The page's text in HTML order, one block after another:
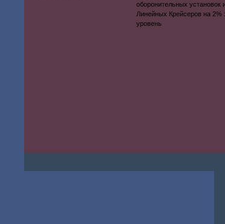
оборонительных установок
Линейных Крейсеров на 2%
уровень